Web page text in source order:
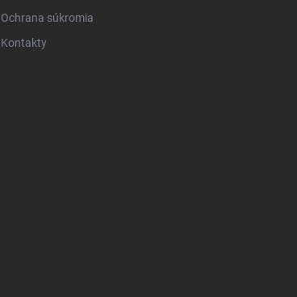
Ochrana súkromia
Kontakty